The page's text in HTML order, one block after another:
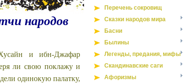
народов
и ибн-Джафар
ли свою поклажу и
одинокую палатку,
Перечень сокровищ
Сказки народов мира
Басни
Былины
Легенды, предания, мифы
Скандинавские саги
Афоризмы